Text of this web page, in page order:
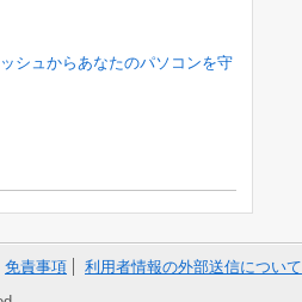
シュからあなたのパソコンを守
免責事項
利用者情報の外部送信について